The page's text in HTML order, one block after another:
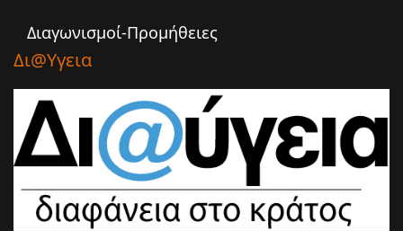
Διαγωνισμοί-Προμήθειες
Δι@υγεια